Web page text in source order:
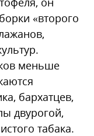
«второго
меньше
бархатцев,
двурогой,
табака.